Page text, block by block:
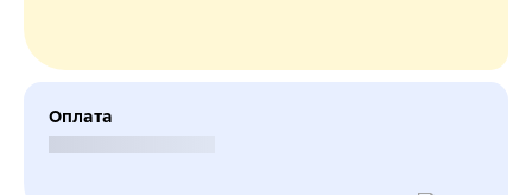
Оплата